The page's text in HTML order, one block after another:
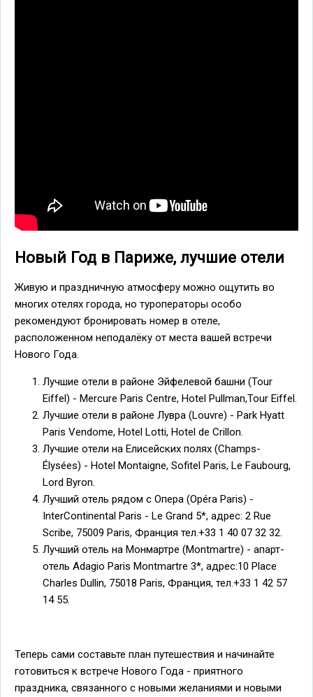
Новый Год в Париже, лучшие отели
Живую и праздничную атмосферу можно ощутить во
многих отелях города, но туроператоры особо
рекомендуют бронировать номер в отеле,
расположенном неподалёку от места вашей встречи
Нового Года.
Лучшие отели в районе Эйфелевой башни (Tour
Eiffel) - Mercure Paris Centre, Hotel Pullman,Tour Eiffel.
Лучшие отели в районе Лувра (Louvre) - Park Hyatt
Paris Vendome, Hotel Lotti, Hotel de Crillon.
Лучшие отели на Елисейских полях (Champs-
Élysées) - Hotel Montaigne, Sofitel Paris, Le Faubourg,
Lord Byron.
Лучший отель рядом с Опера (Opéra Paris) -
InterContinental Paris - Le Grand 5*, адрес: 2 Rue
Scribe, 75009 Paris, Франция тел.+33 1 40 07 32 32.
Лучший отель на Монмартре (Montmartre) - апарт-
отель Adagio Paris Montmartre 3*, адрес:10 Place
Charles Dullin, 75018 Paris, Франция, тел.+33 1 42 57
14 55.
Теперь сами составьте план путешествия и начинайте
готовиться к встрече Нового Года - приятного
праздника, связанного с новыми желаниями и новыми